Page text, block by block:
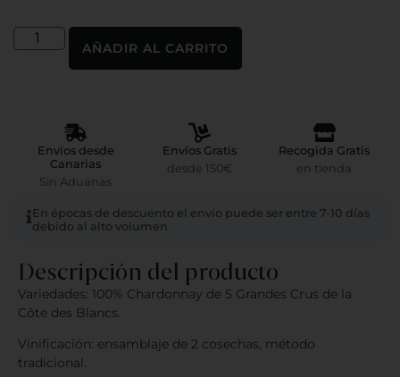
AÑADIR AL CARRITO
Envíos desde
Canarias
Sin Aduanas
Envíos Gratis
desde 150€
Recogida Gratis
en tienda
En épocas de descuento el envío puede ser entre 7-10 días
debido al alto volumen
Descripción del producto
Variedades: 100% Chardonnay de 5 Grandes Crus de la
Côte des Blancs.
Vinificación: ensamblaje de 2 cosechas, método
tradicional.